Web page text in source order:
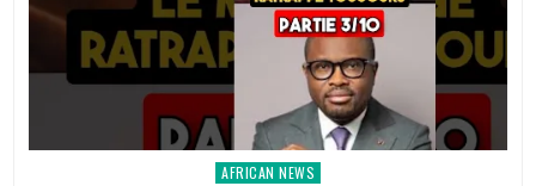
Posted
AFRICAN NEWS